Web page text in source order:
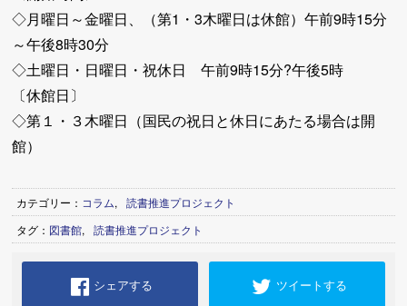
◇月曜日～金曜日、（第1・3木曜日は休館）午前9時15分
～午後8時30分
◇土曜日・日曜日・祝休日 午前9時15分?午後5時
〔休館日〕
◇第１・３木曜日（国民の祝日と休日にあたる場合は開
館）
カテゴリー： コラム,
読書推進プロジェクト
タグ： 図書館, 読書推進プロジェクト
シェアする ツイートする